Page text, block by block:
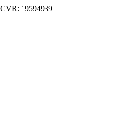
CVR: 19594939